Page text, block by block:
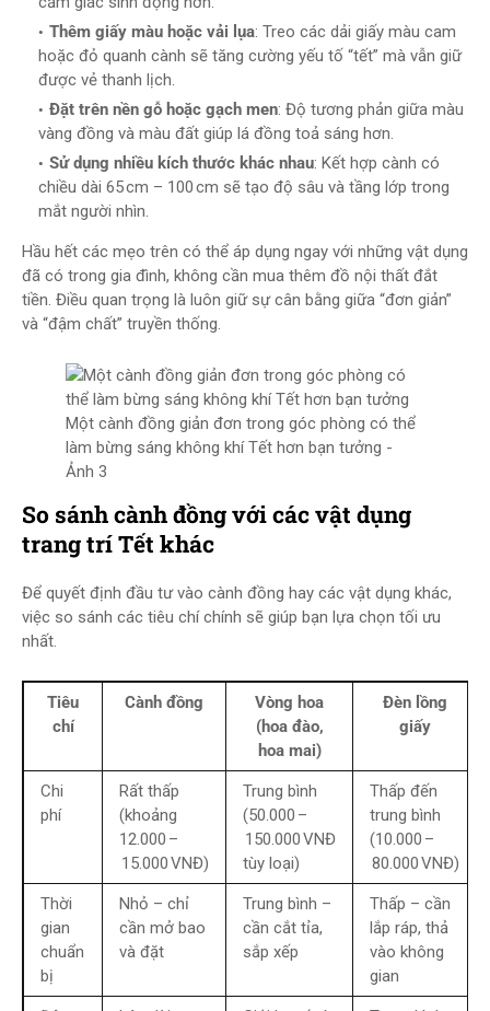
Thêm giấy màu hoặc vải lụa: Treo các dải giấy màu cam
hoặc đỏ quanh cành sẽ tăng cường yếu tố “tết” mà vẫn giữ
được vẻ thanh lịch.
Đặt trên nền gỗ hoặc gạch men: Độ tương phản giữa màu
vàng đồng và màu đất giúp lá đồng toả sáng hơn.
Sử dụng nhiều kích thước khác nhau: Kết hợp cành có
chiều dài 65 cm – 100 cm sẽ tạo độ sâu và tầng lớp trong
mắt người nhìn.
Hầu hết các mẹo trên có thể áp dụng ngay với những vật dụng
đã có trong gia đình, không cần mua thêm đồ nội thất đắt
tiền. Điều quan trọng là luôn giữ sự cân bằng giữa “đơn giản”
và “đậm chất” truyền thống.
Một cành đồng giản đơn trong góc phòng có thể
làm bừng sáng không khí Tết hơn bạn tưởng -
Ảnh 3
So sánh cành đồng với các vật dụng
trang trí Tết khác
Để quyết định đầu tư vào cành đồng hay các vật dụng khác,
việc so sánh các tiêu chí chính sẽ giúp bạn lựa chọn tối ưu
nhất.
Tiêu
chí
Cành đồng
Vòng hoa
(hoa đào,
hoa mai)
Đèn lồng
giấy
Chi
phí
Rất thấp
(khoảng
12.000 –
15.000 VNĐ)
Trung bình
(50.000 –
150.000 VNĐ
tùy loại)
Thấp đến
trung bình
(10.000 –
80.000 VNĐ)
Thời
gian
chuẩn
bị
Nhỏ – chỉ
cần mở bao
và đặt
Trung bình –
cần cắt tỉa,
sắp xếp
Thấp – cần
lắp ráp, thả
vào không
gian